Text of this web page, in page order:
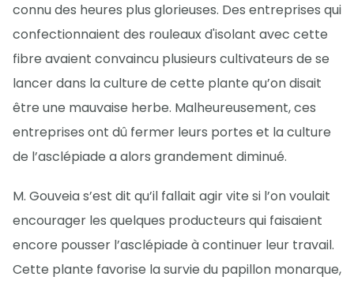
connu des heures plus glorieuses. Des entreprises qui
confectionnaient des rouleaux d'isolant avec cette
fibre avaient convaincu plusieurs cultivateurs de se
lancer dans la culture de cette plante qu’on disait
être une mauvaise herbe. Malheureusement, ces
entreprises ont dû fermer leurs portes et la culture
de l’asclépiade a alors grandement diminué.
M. Gouveia s’est dit qu’il fallait agir vite si l’on voulait
encourager les quelques producteurs qui faisaient
encore pousser l’asclépiade à continuer leur travail.
Cette plante favorise la survie du papillon monarque,